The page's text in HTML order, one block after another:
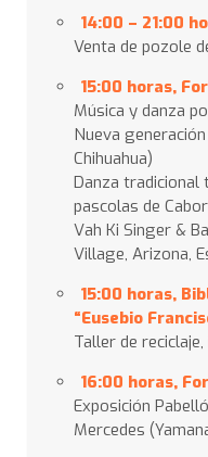
14:00 – 21:00
Venta de pozole
15:00 horas,
Música y danza
Nueva
Chihuahua)
Danza tradicional
pascolas de
Vah Ki Singer &
Village, Arizona,
15:00 horas,
“Eusebio
Taller de
16:00 horas,
Exposición
Mercedes